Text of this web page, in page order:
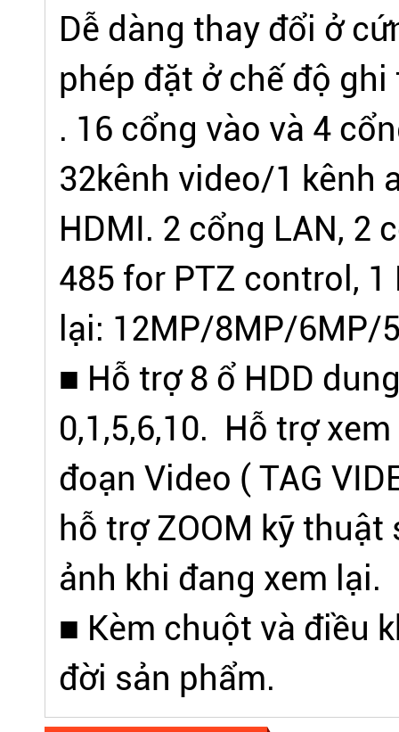
Dễ dàng thay đổi ở
phép đặt ở chế độ
. 16 cổng vào và 4
32kênh video/1 kênh
HDMI. 2 cổng LAN, 2
485 for PTZ control,
lại: 12MP/8MP/6MP/
■ Hỗ trợ 8 ổ HDD
0,1,5,6,10. Hỗ trợ
đoạn Video ( TAG
hỗ trợ ZOOM kỹ
ảnh khi đang xem lại.
■ Kèm chuột và điều
đời sản phẩm.